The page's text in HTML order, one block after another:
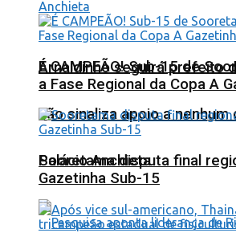
Arnaldinho seguirá prefeito
não sinaliza apoio a nenhum
Palácio Anchieta
É CAMPEÃO! Sub-15 de
a Fase Regional da Copa A
Sooretama disputa final
Gazetinha Sub-15